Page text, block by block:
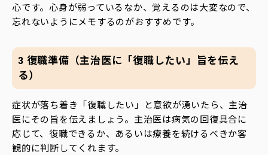
心です。心身が弱っているなか、覚えるのは大変なので、
忘れないようにメモするのがおすすめです。
3 復職準備（主治医に「復職したい」旨を伝え
る）
症状が落ち着き「復職したい」と意欲が湧いたら、主治
医にその旨を伝えましょう。主治医は病気の回復具合に
応じて、復職できるか、あるいは療養を続けるべきか客
観的に判断してくれます。